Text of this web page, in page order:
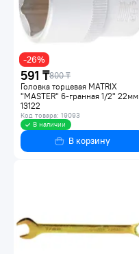
591 ₸800 ₸
-26%
Головка торцевая MATRIX
"MASTER" 6-гранная 1/2" 22мм
13122
Код товара: 19093
В наличии
В корзину